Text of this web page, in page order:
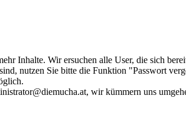
Inhalte. Wir ersuchen alle User, die sich
nutzen Sie bitte die Funktion "Passwort
wir kümmern uns